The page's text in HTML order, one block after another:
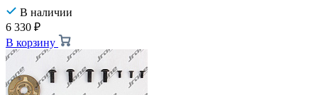
В наличии
6 330 ₽
В корзину